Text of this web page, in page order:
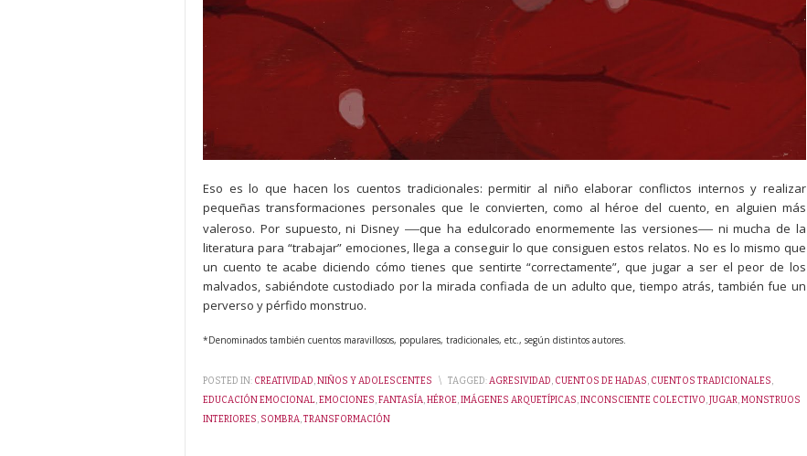
Eso es lo que hacen los cuentos tradicionales: permitir al niño elaborar conflictos internos y realizar
pequeñas transformaciones personales que le convierten, como al héroe del cuento, en alguien más
valeroso. Por supuesto, ni Disney —que ha edulcorado enormemente las versiones—ni mucha de la
literatura para “trabajar” emociones, llega a conseguir lo que consiguen estos relatos. No es lo mismo que
un cuento te acabe diciendo cómo tienes que sentirte “correctamente”, que jugar a ser el peor de los
malvados, sabiéndote custodiado por la mirada confiada de un adulto que, tiempo atrás, también fue un
perverso y pérfido monstruo.
*Denominados también cuentos maravillosos, populares, tradicionales, etc., según distintos autores.
POSTED IN: CREATIVIDAD,NIÑOS Y ADOLESCENTES \ TAGGED:AGRESIVIDAD, CUENTOS DE HADAS, CUENTOS TRADICIONALES,
EDUCACIÓN EMOCIONAL,EMOCIONES,FANTASÍA,HÉROE,IMÁGENES ARQUETÍPICAS,INCONSCIENTE COLECTIVO,JUGAR,MONSTRUOS
INTERIORES, SOMBRA,TRANSFORMACIÓN